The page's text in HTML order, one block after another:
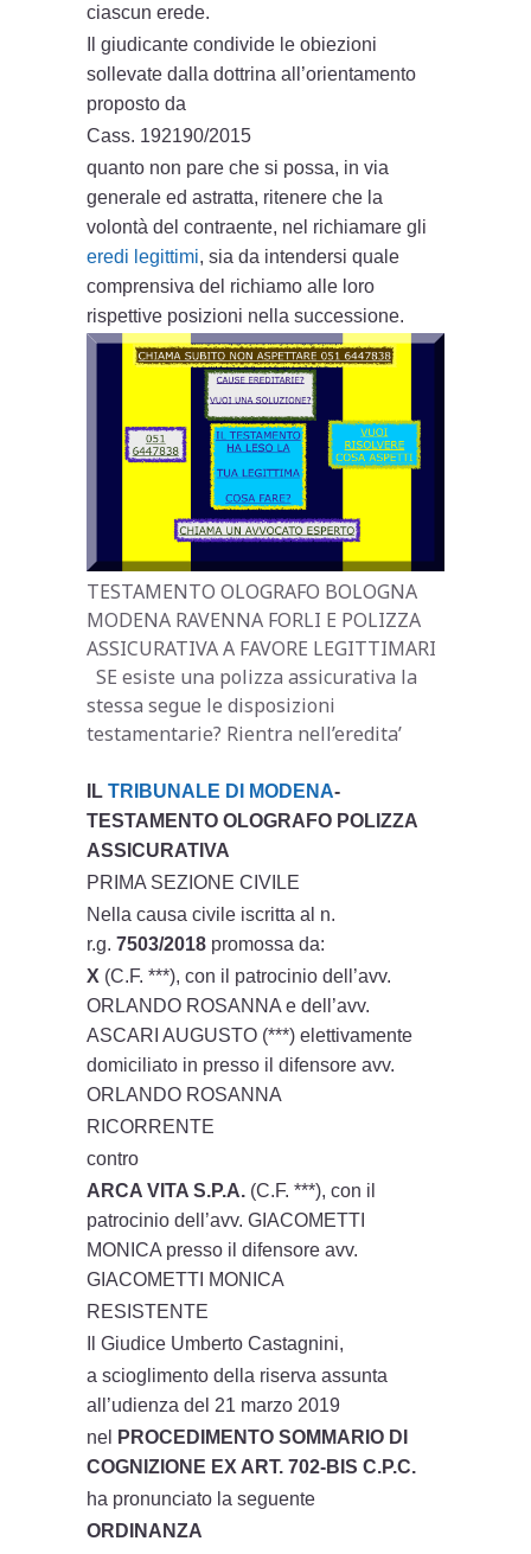
ciascun erede.
Il giudicante condivide le obiezioni
sollevate dalla dottrina all’orientamento
proposto da
Cass. 192190/2015
quanto non pare che si possa, in via
generale ed astratta, ritenere che la
volontà del contraente, nel richiamare gli
eredi legittimi, sia da intendersi quale
comprensiva del richiamo alle loro
rispettive posizioni nella successione.
TESTAMENTO OLOGRAFO BOLOGNA
MODENA RAVENNA FORLI E POLIZZA
ASSICURATIVA A FAVORE LEGITTIMARI
SE esiste una polizza assicurativa la
stessa segue le disposizioni
testamentarie? Rientra nell’eredita’
IL TRIBUNALE DI MODENA-
TESTAMENTO OLOGRAFO POLIZZA
ASSICURATIVA
PRIMA SEZIONE CIVILE
Nella causa civile iscritta al n.
r.g.7503/2018 promossa da:
X (C.F. ***), con il patrocinio dell’avv.
ORLANDO ROSANNA e dell’avv.
ASCARI AUGUSTO (***) elettivamente
domiciliato in presso il difensore avv.
ORLANDO ROSANNA
RICORRENTE
contro
ARCA VITA S.P.A. (C.F. ***), con il
patrocinio dell’avv. GIACOMETTI
MONICA presso il difensore avv.
GIACOMETTI MONICA
RESISTENTE
Il Giudice Umberto Castagnini,
a scioglimento della riserva assunta
all’udienza del 21 marzo 2019
nel
PROCEDIMENTO SOMMARIO DI
COGNIZIONE EX ART. 702-BIS C.P.C.
ha pronunciato la seguente
ORDINANZA